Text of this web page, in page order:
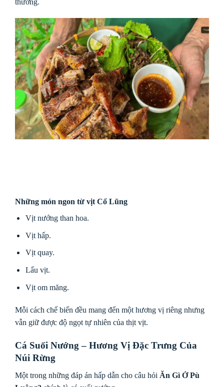
Những món ngon từ vịt Cổ Lũng
Vịt nướng than hoa.
Vịt hấp.
Vịt quay.
Lẩu vịt.
Vịt om măng.
Mỗi cách chế biến đều mang đến một hương vị riêng nhưng
vẫn giữ được độ ngọt tự nhiên của thịt vịt.
Cá Suối Nướng – Hương Vị Đặc Trưng Của
Núi Rừng
Một trong những đáp án hấp dẫn cho câu hỏi Ăn Gì Ở Pù